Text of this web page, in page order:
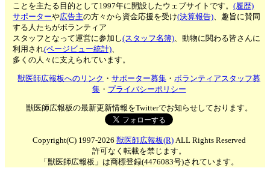
ことを主たる目的として1997年に開設したウェブサイトです。(履歴)
サポーターや広告主の方々から資金応援を受け(決算報告)、趣旨に賛同
する人たちがボランティア
スタッフとなって運営に参加し(スタッフ名簿)、動物に関わる皆さんに
利用され(ページビュー統計)、
多くの人々に支えられています。
獣医師広報板へのリンク ・サポーター募集 ・ボランティアスタッフ募
集・ プライバシーポリシー
獣医師広報板の最新更新情報をTwitterでお知らせしております。
Copyright(C) 1997-2026 獣医師広報板(R)ALL Rights Reserved
許可なく転載を禁じます。
「獣医師広報板」は商標登録(4476083号)されています。